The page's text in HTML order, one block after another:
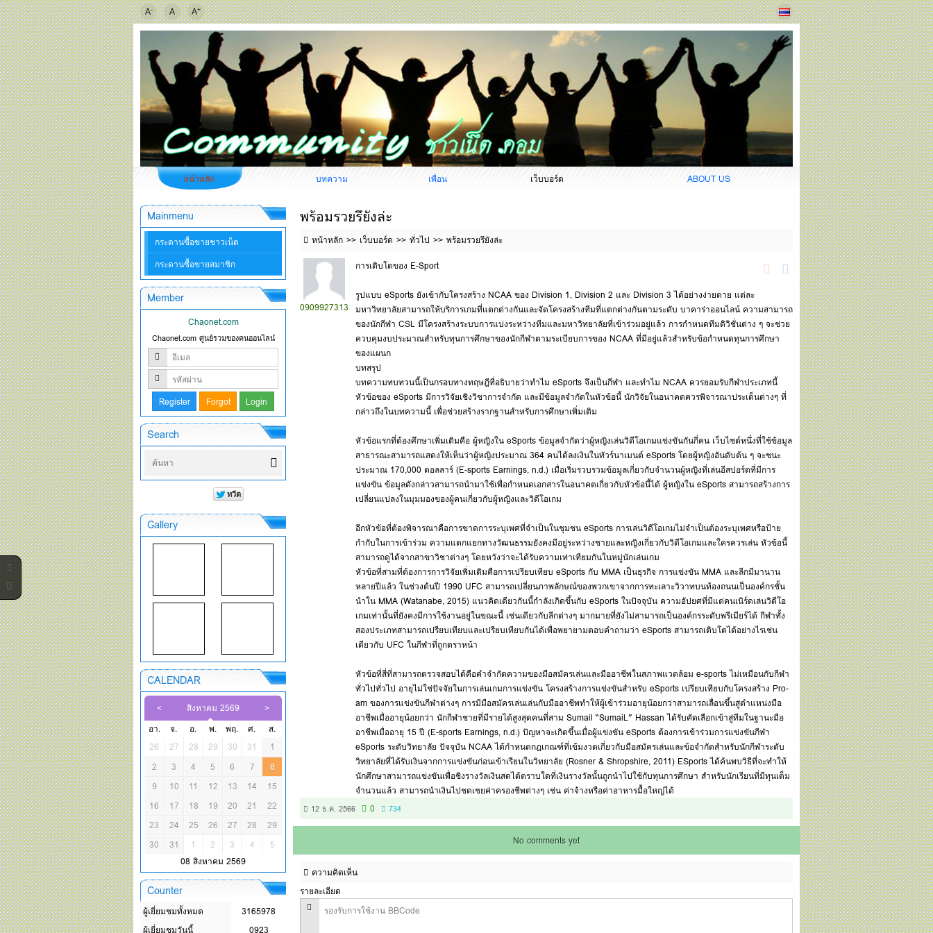
A- A A+
หน้าหลัก บทความ เพื่อน เว็บบอร์ด ABOUT US
พร้อมรวยรึยังล่ะ
หน้าหลัก เว็บบอร์ด ทั่วไป พร้อมรวยรึยังล่ะ
0909927313
การเติบโตของ E-Sport
รูปแบบ eSports ยังเข้ากับโครงสร้าง NCAA ของ Division 1, Division 2 และ Division 3 ได้อย่างง่ายดาย แต่ละ
มหาวิทยาลัยสามารถให้บริการเกมที่แตกต่างกันและจัดโครงสร้างทีมที่แตกต่างกันตามระดับ บาคาร่าออนไลน์ ความสามารถ
ของนักกีฬา CSL มีโครงสร้างระบบการแบ่งระหว่างทีมและมหาวิทยาลัยที่เข้าร่วมอยู่แล้ว การกำหนดทีมดิวิชั่นต่าง ๆ จะช่วย
ควบคุมงบประมาณสำหรับทุนการศึกษาของนักกีฬาตามระเบียบการของ NCAA ที่มีอยู่แล้วสำหรับข้อกำหนดทุนการศึกษา
ของแผนก
บทสรุป
บทความทบทวนนี้เป็นกรอบทางทฤษฎีที่อธิบายว่าทำไม eSports จึงเป็นกีฬา และทำไม NCAA ควรยอมรับกีฬาประเภทนี้
หัวข้อของ eSports มีการวิจัยเชิงวิชาการจำกัด และมีข้อมูลจำกัดในหัวข้อนี้ นักวิจัยในอนาคตควรพิจารณาประเด็นต่างๆ ที่
กล่าวถึงในบทความนี้ เพื่อช่วยสร้างรากฐานสำหรับการศึกษาเพิ่มเติม
หัวข้อแรกที่ต้องศึกษาเพิ่มเติมคือ ผู้หญิงใน eSports ข้อมูลจำกัดว่าผู้หญิงเล่นวิดีโอเกมแข่งขันกันกี่คน เว็บไซต์หนึ่งที่ใช้ข้อมูล
สาธารณะสามารถแสดงให้เห็นว่าผู้หญิงประมาณ 364 คนได้ลงเงินในทัวร์นาเมนต์ eSports โดยผู้หญิงอันดับต้น ๆ จะชนะ
ประมาณ 170,000 ดอลลาร์ (E-sports Earnings, n.d.) เมื่อเริ่มรวบรวมข้อมูลเกี่ยวกับจำนวนผู้หญิงที่เล่นอีสปอร์ตที่มีการ
แข่งขัน ข้อมูลดังกล่าวสามารถนำมาใช้เพื่อกำหนดเอกสารในอนาคตเกี่ยวกับหัวข้อนี้ได้ ผู้หญิงใน eSports สามารถสร้างการ
เปลี่ยนแปลงในมุมมองของผู้คนเกี่ยวกับผู้หญิงและวิดีโอเกม
อีกหัวข้อที่ต้องพิจารณาคือการขาดการระบุเพศที่จำเป็นในชุมชน eSports การเล่นวิดีโอเกมไม่จำเป็นต้องระบุเพศหรือป้าย
กำกับในการเข้าร่วม ความแตกแยกทางวัฒนธรรมยังคงมีอยู่ระหว่างชายและหญิงเกี่ยวกับวิดีโอเกมและใครควรเล่น หัวข้อนี้
สามารถดูได้จากสาขาวิชาต่างๆ โดยหวังว่าจะได้รับความเท่าเทียมกันในหมู่นักเล่นเกม
หัวข้อที่สามที่ต้องการการวิจัยเพิ่มเติมคือการเปรียบเทียบ eSports กับ MMA เป็นธุรกิจ การแข่งขัน MMA และลีกมีมานาน
หลายปีแล้ว ในช่วงต้นปี 1990 UFC สามารถเปลี่ยนภาพลักษณ์ของพวกเขาจากการทะเลาะวิวาทบนท้องถนนเป็นองค์กรชั้น
นำใน MMA (Watanabe, 2015) แนวคิดเดียวกันนี้กำลังเกิดขึ้นกับ eSports ในปัจจุบัน ความอัปยศที่มีแต่คนเนิร์ดเล่นวิดีโอ
เกมเท่านั้นที่ยังคงมีการใช้งานอยู่ในขณะนี้ เช่นเดียวกับลีกต่างๆ มากมายที่ยังไม่สามารถเป็นองค์กรระดับพรีเมียร์ได้ กีฬาทั้ง
สองประเภทสามารถเปรียบเทียบและเปรียบเทียบกันได้เพื่อพยายามตอบคำถามว่า eSports สามารถเติบโตได้อย่างไรเช่น
เดียวกับ UFC ในกีฬาที่ถูกตราหน้า
หัวข้อที่สี่ที่สามารถตรวจสอบได้คือคำจำกัดความของมือสมัครเล่นและมืออาชีพในสภาพแวดล้อม e-sports ไม่เหมือนกับกีฬา
ทั่วไปทั่วไป อายุไม่ใช่ปัจจัยในการเล่นเกมการแข่งขัน โครงสร้างการแข่งขันสำหรับ eSports เปรียบเทียบกับโครงสร้าง Pro-
am ของการแข่งขันกีฬาต่างๆ การมีมือสมัครเล่นเล่นกับมืออาชีพทำให้ผู้เข้าร่วมอายุน้อยกว่าสามารถเลื่อนขึ้นสู่ตำแหน่งมือ
อาชีพเมื่ออายุน้อยกว่า นักกีฬาชายที่มีรายได้สูงสุดคนที่สาม Sumail “SumaiL” Hassan ได้รับคัดเลือกเข้าสู่ทีมในฐานะมือ
อาชีพเมื่ออายุ 15 ปี (E-sports Earnings, n.d.) ปัญหาจะเกิดขึ้นเมื่อผู้แข่งขัน eSports ต้องการเข้าร่วมการแข่งขันกีฬา
eSports ระดับวิทยาลัย ปัจจุบัน NCAA ได้กำหนดกฎเกณฑ์ที่เข้มงวดเกี่ยวกับมือสมัครเล่นและข้อจำกัดสำหรับนักกีฬาระดับ
วิทยาลัยที่ได้รับเงินจากการแข่งขันก่อนเข้าเรียนในวิทยาลัย (Rosner & Shropshire, 2011) ESports ได้ค้นพบวิธีที่จะทำให้
นักศึกษาสามารถแข่งขันเพื่อชิงรางวัลเงินสดได้ตราบใดที่เงินรางวัลนั้นถูกนำไปใช้กับทุนการศึกษา สำหรับนักเรียนที่มีทุนเต็ม
จำนวนแล้ว สามารถนำเงินไปชดเชยค่าครองชีพต่างๆ เช่น ค่าจ้างหรือค่าอาหารมื้อใหญ่ได้
12 ธ.ค. 2566 0 734
No comments yet
ความคิดเห็น
รายละเอียด
Mainmenu
กระดานซื้อขายชาวเน็ต
กระดานซื้อขายสมาชิก
Member
Chaonet.com
Chaonet.com ศูนย์รวมของคนออนไลน์
Search
Gallery
CALENDAR
สิงหาคม 2569
อา.
จ. อ. พ. พฤ. ศ.
ส.
26
27 28 29 30 31
1
2
3 4 5 6 7
8
9
10 11 12 13 14
15
16
17 18 19 20 21
22
23
24 25 26 27 28
29
30
31 1 2 3 4
5
08 สิงหาคม 2569
Counter
ผู้เยี่ยมชมทั้งหมด
3165978
ผู้เยี่ยมชมวันนี้
0923